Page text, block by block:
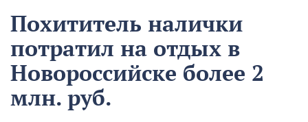
Похититель налички
потратил на отдых в
Новороссийске более 2
млн. руб.